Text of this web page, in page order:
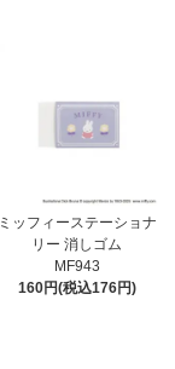
ミッフィーステーショナ
リー 消しゴム
MF943
160円(税込176円)